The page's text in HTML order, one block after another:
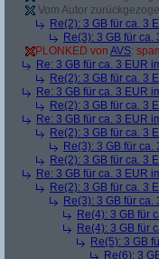
Vom Autor
Re(2): 3 GB für ca. 3
Re(3): 3 GB für ca.
PLONKED von AVS:
Re: 3 GB für ca. 3 EUR
Re(2): 3 GB für ca. 3
Re: 3 GB für ca. 3 EUR
Re(2): 3 GB für ca. 3
Re: 3 GB für ca. 3 EUR
Re(2): 3 GB für ca. 3
Re(3): 3 GB für ca.
Re(2): 3 GB für ca. 3
Re: 3 GB für ca. 3 EUR
Re(2): 3 GB für ca. 3
Re(3): 3 GB für ca.
Re(4): 3 GB für
Re(4): 3 GB für
Re(5): 3 GB
Re(6): 3